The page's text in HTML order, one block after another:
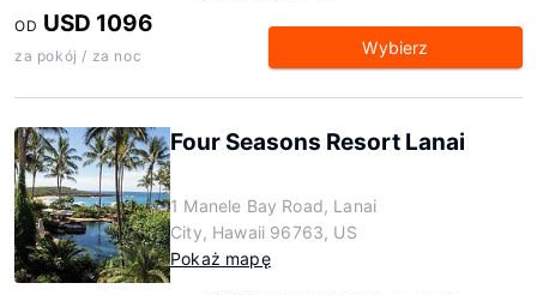
OD USD 1096
za pokój / za noc Wybierz
Four Seasons Resort Lanai
1 Manele Bay Road, Lanai
City, Hawaii 96763, US
Pokaż mapę